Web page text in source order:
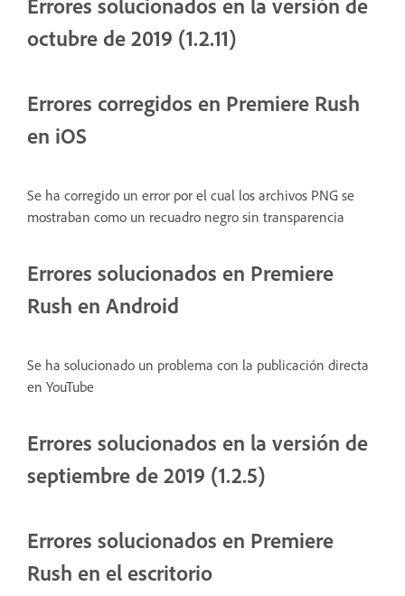
Errores solucionados en la versión de
octubre de 2019 (1.2.11)
Errores corregidos en Premiere Rush
en iOS
Se ha corregido un error por el cual los archivos PNG se
mostraban como un recuadro negro sin transparencia
Errores solucionados en Premiere
Rush en Android
Se ha solucionado un problema con la publicación directa
en YouTube
Errores solucionados en la versión de
septiembre de 2019 (1.2.5)
Errores solucionados en Premiere
Rush en el escritorio